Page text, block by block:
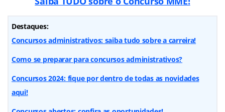
Destaques:
Concursos administrativos: saiba tudo sobre a carreira!
Como se preparar para concursos administrativos?
Concursos 2024: fique por dentro de todas as novidades
aqui!